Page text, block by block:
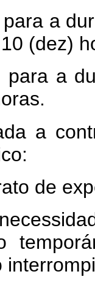
a
(dez)
a
a
de